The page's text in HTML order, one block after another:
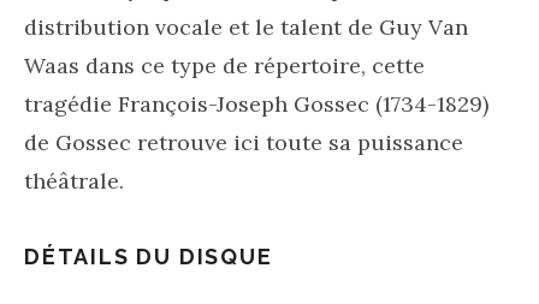
distribution vocale et le talent de Guy Van
Waas dans ce type de répertoire, cette
tragédie François-Joseph Gossec (1734-1829)
de Gossec retrouve ici toute sa puissance
théâtrale.
DÉTAILS DU DISQUE